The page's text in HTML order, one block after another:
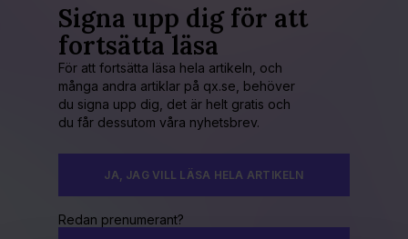
Signa upp dig för att
fortsätta läsa
För att fortsätta läsa hela artikeln, och
många andra artiklar på qx.se, behöver
du signa upp dig, det är helt gratis och
du får dessutom våra nyhetsbrev.
JA, JAG VILL LÄSA HELA ARTIKELN
Redan prenumerant?